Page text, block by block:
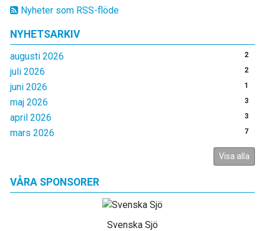
Nyheter som RSS-flöde
NYHETSARKIV
augusti 2026 2
juli 2026 2
juni 2026 1
maj 2026 3
april 2026 3
mars 2026 7
Visa alla
VÅRA SPONSORER
Svenska Sjö